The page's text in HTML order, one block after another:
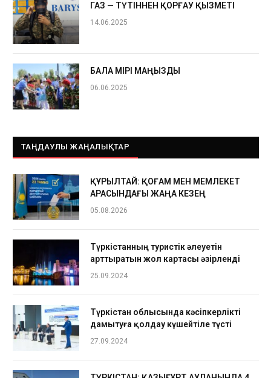
ГАЗ — ТҮТІННЕН ҚОРҒАУ ҚЫЗМЕТІ
14.06.2025
БАЛА ӨМІРІ МАҢЫЗДЫ
06.06.2025
ТАҢДАУЛЫ ЖАҢАЛЫҚТАР
ҚҰРЫЛТАЙ: ҚОҒАМ МЕН МЕМЛЕКЕТ
АРАСЫНДАҒЫ ЖАҢА КЕЗЕҢ
05.08.2026
Түркістанның туристік әлеуетін
арттыратын жол картасы әзірленді
25.09.2024
Түркістан облысында кәсіпкерлікті
дамытуға қолдау күшейтіле түсті
27.09.2024